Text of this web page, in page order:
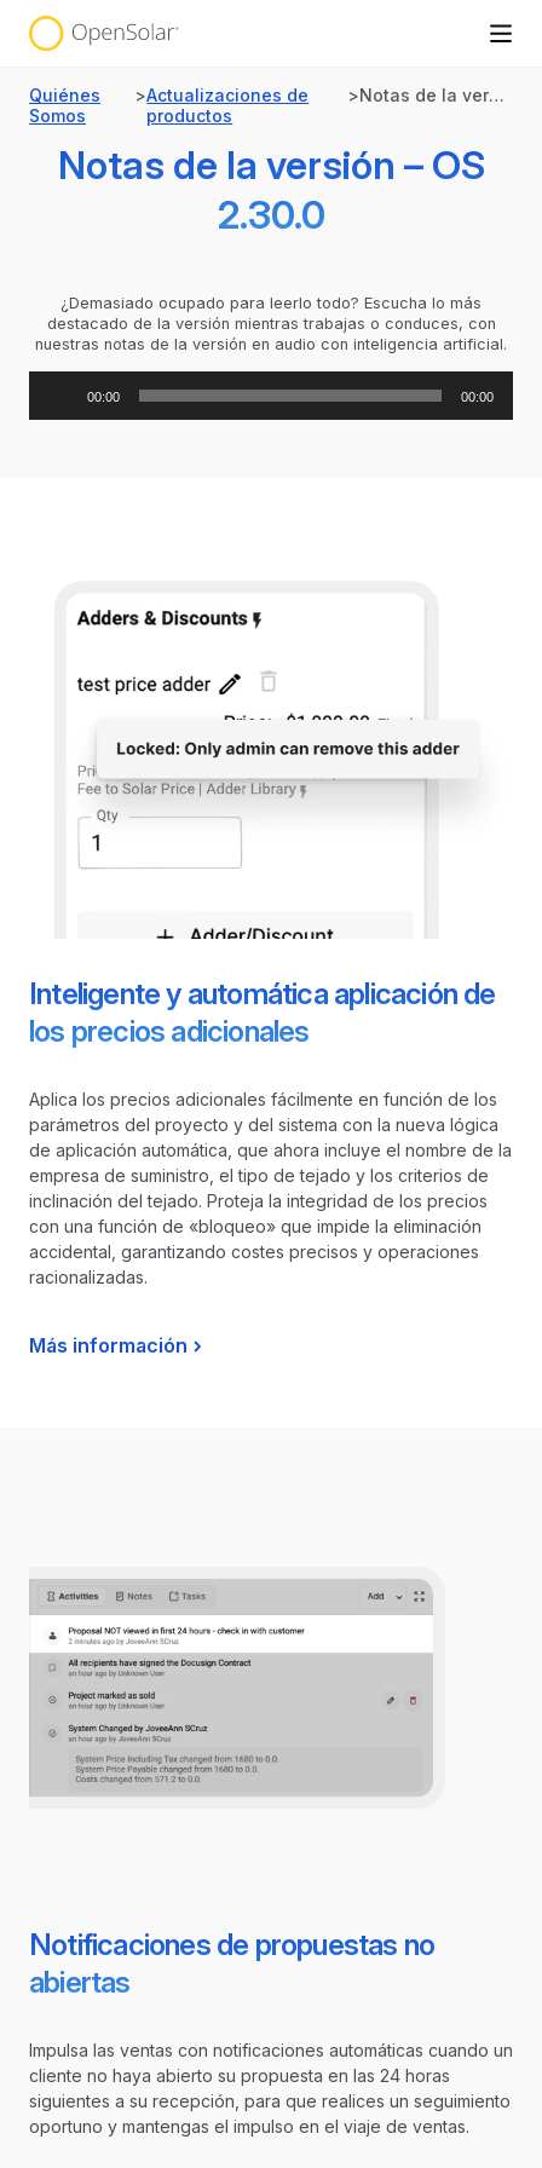
Quiénes
Somos
>Actualizaciones de
productos
> Notas de la versión – OS 2.30.0
Notas de la versión – OS
2.30.0
¿Demasiado ocupado para leerlo todo? Escucha lo más
destacado de la versión mientras trabajas o conduces, con
nuestras notas de la versión en audio con inteligencia artificial.
de
audio
00:00 00:00
Inteligente y automática aplicación de
los precios adicionales
Aplica los precios adicionales fácilmente en función de los
parámetros del proyecto y del sistema con la nueva lógica
de aplicación automática, que ahora incluye el nombre de la
empresa de suministro, el tipo de tejado y los criterios de
inclinación del tejado. Proteja la integridad de los precios
con una función de «bloqueo» que impide la eliminación
accidental, garantizando costes precisos y operaciones
racionalizadas.
Más información
Notificaciones de propuestas no
abiertas
Impulsa las ventas con notificaciones automáticas cuando un
cliente no haya abierto su propuesta en las 24 horas
siguientes a su recepción, para que realices un seguimiento
oportuno y mantengas el impulso en el viaje de ventas.